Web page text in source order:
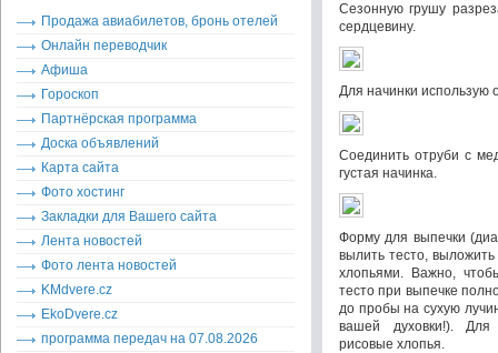
Сезонную грушу
сердцевину.
Для начинки использую
Соединить отруби с
густая начинка.
Форму для выпечки
вылить тесто,
хлопьями. Важно,
тесто при выпечке
до пробы на сухую
вашей духовки!). Для
рисовые хлопья.
Продажа авиабилетов, бронь отелей
Онлайн переводчик
Афиша
Гороскоп
Партнёрская программа
Доска объявлений
Карта сайта
Фото хостинг
Закладки для Вашего сайта
Лента новостей
Фото лента новостей
KMdvere.cz
EkoDvere.cz
программа передач на 07.08.2026